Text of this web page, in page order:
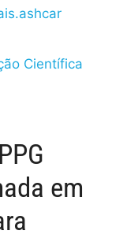
Científica
em